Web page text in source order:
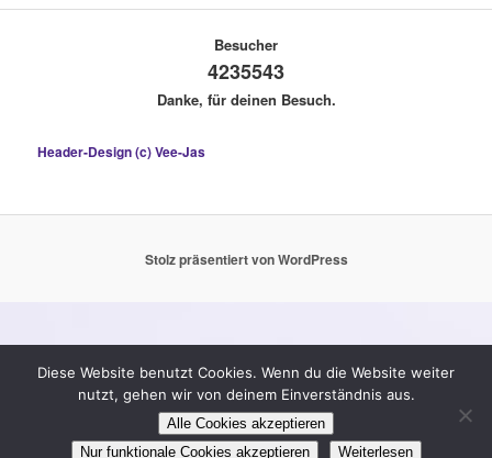
Besucher
4235543
Danke, für deinen Besuch.
Header-Design (c) Vee-Jas
Stolz präsentiert von WordPress
Diese Website benutzt Cookies. Wenn du die Website weiter
nutzt, gehen wir von deinem Einverständnis aus.
Alle Cookies akzeptieren
Nur funktionale Cookies akzeptieren
Weiterlesen